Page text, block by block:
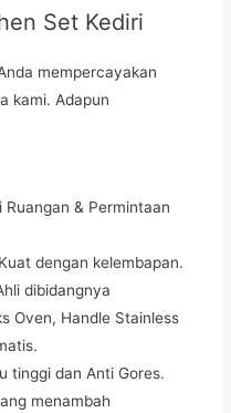
Set Kediri
mempercayakan
kami. Adapun
& Permintaan
dengan kelembapan.
dibidangnya
Oven, Handle Stainless
tinggi dan Anti Gores.
menambah